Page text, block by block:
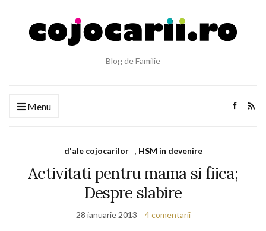
Blog de Familie
Menu
d'ale cojocarilor , HSM in devenire
Activitati pentru mama si fiica;
Despre slabire
28 ianuarie 2013 4 comentarii